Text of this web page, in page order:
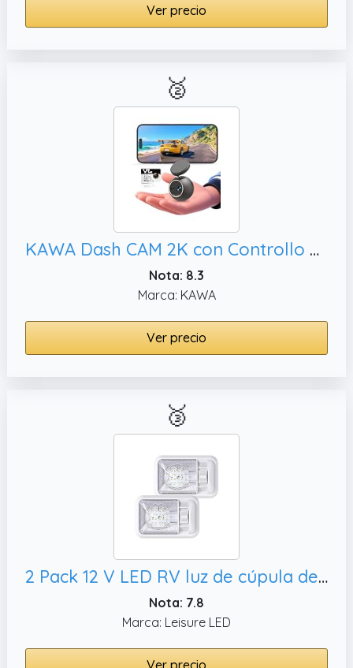
Ver precio
🥈
KAWA Dash CAM 2K con Controllo Vocale, Monitoraggio Parcheggio 24H
Nota: 8.3
Marca: KAWA
Ver precio
🥉
2 Pack 12 V LED RV luz de cúpula de techo RV Interior Iluminación para remolque camper con interruptor, único cúpula 280LM
Nota: 7.8
Marca: Leisure LED
Ver precio